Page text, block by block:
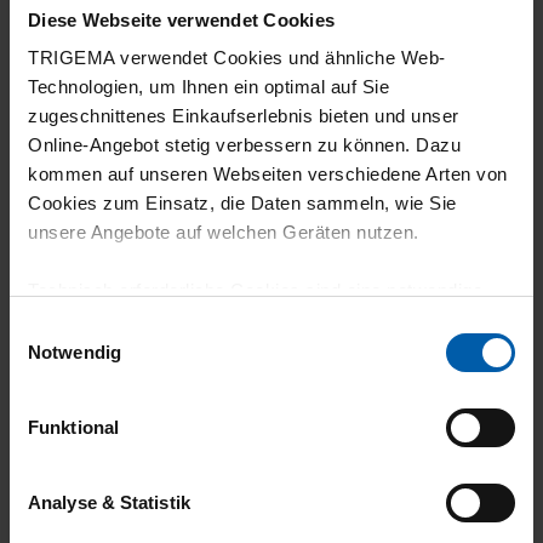
Diese Webseite verwendet Cookies
TRIGEMA verwendet Cookies und ähnliche Web-
Technologien, um Ihnen ein optimal auf Sie
zugeschnittenes Einkaufserlebnis bieten und unser
Online-Angebot stetig verbessern zu können. Dazu
kommen auf unseren Webseiten verschiedene Arten von
Cookies zum Einsatz, die Daten sammeln, wie Sie
unsere Angebote auf welchen Geräten nutzen.
grundlegende Funktionen wie etwa zur Auswahl und
gewährleisten.
Für die Darstellung personalisierter Angebote, Anzeigen
und Inhalte aufgrund Ihres Nutzerverhaltens und Ihres
Notwendig
Funktional
Analyse & Statistik
climate-neutral
Family business
100% Made in